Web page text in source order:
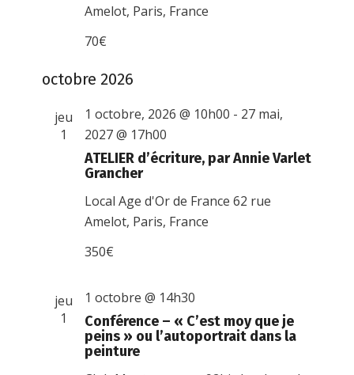
Amelot, Paris, France
70€
octobre 2026
jeu
1
ATELIER d’écriture, par Annie Varlet
Grancher
1 octobre, 2026 @ 10h00 - 27 mai,
2027 @ 17h00
Local Age d'Or de France62 rue
Amelot, Paris, France
350€
jeu
1
Conférence – « C’est moy que je
peins » ou l’autoportrait dans la
peinture
1 octobre @ 14h30